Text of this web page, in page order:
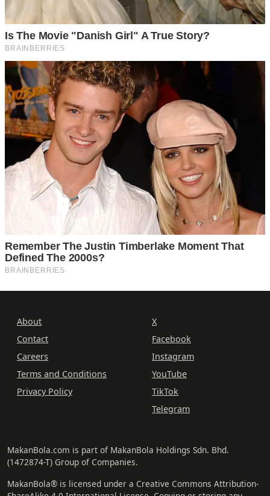
About
Contact
Careers
Terms and Conditions
Privacy Policy
X
Facebook
Instagram
YouTube
TikTok
Telegram
MakanBola.com is part of MakanBola Holdings Sdn. Bhd.
(1472874-T) Group of Companies.
MakanBola® is licensed under a Creative Commons Attribution-